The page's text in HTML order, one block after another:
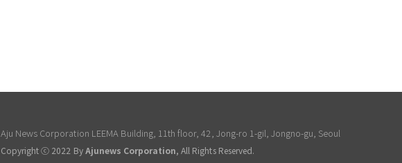
Aju News Corporation LEEMA Building, 11th floor, 42, Jong-ro 1-gil, Jongno-gu, Seoul
Copyright ⓒ 2022 ByAjunews Corporation, All Rights Reserved.